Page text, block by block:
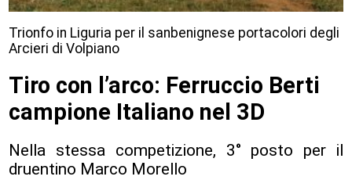
Trionfo in Liguria per il sanbenignese portacolori degli
Arcieri di Volpiano
Tiro con l’arco: Ferruccio Berti
campione Italiano nel 3D
Nella stessa competizione, 3° posto per il
druentino Marco Morello